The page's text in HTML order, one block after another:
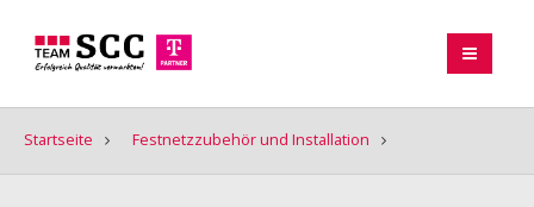
Startseite Festnetzzubehör und Installation